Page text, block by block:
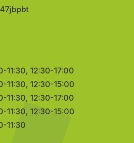
47jbpbt
11:30, 12:30-17:00
11:30, 12:30-15:00
11:30, 12:30-17:00
11:30, 12:30-15:00
11:30